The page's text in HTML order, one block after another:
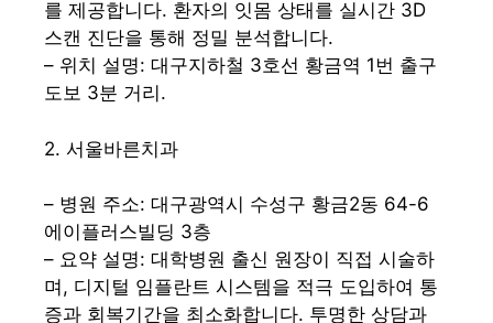
를 제공합니다. 환자의 잇몸 상태를 실시간 3D
스캔 진단을 통해 정밀 분석합니다.
– 위치 설명: 대구지하철 3호선 황금역 1번 출구
도보 3분 거리.
2. 서울바른치과
– 병원 주소: 대구광역시 수성구 황금2동 64-6
에이플러스빌딩 3층
– 요약 설명: 대학병원 출신 원장이 직접 시술하
며, 디지털 임플란트 시스템을 적극 도입하여 통
증과 회복기간을 최소화합니다. 투명한 상담과